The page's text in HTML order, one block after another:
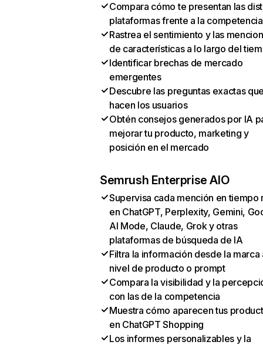
Compara cómo te presentan las
plataformas frente a la competencia
Rastrea el sentimiento y las
de características a lo largo del
Identificar brechas de mercado
emergentes
Descubre las preguntas exactas
hacen los usuarios
Obtén consejos generados por IA
mejorar tu producto, marketing y
posición en el mercado
Semrush Enterprise AIO
Supervisa cada mención en tiempo
en ChatGPT, Perplexity, Gemini,
AI Mode, Claude, Grok y otras
plataformas de búsqueda de IA
Filtra la información desde la marca
nivel de producto o prompt
Compara la visibilidad y la
con las de la competencia
Muestra cómo aparecen tus
en ChatGPT Shopping
Los informes personalizables y la